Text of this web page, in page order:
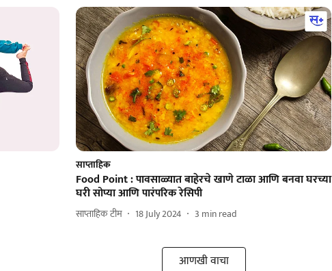
साप्ताहिक
Food Point : पावसाळ्यात बाहेरचे खाणे टाळा आणि बनवा घरच्या
घरी सोप्या आणि पारंपरिक रेसिपी
साप्ताहिक टीम 18 July 2024 3 min read
आणखी वाचा